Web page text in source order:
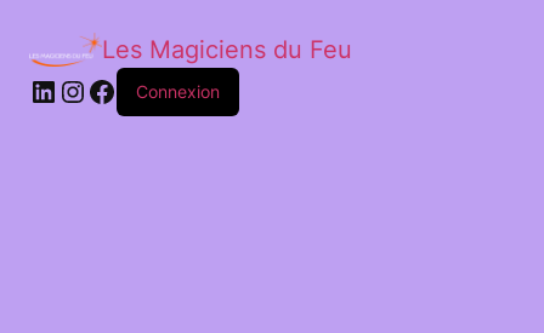
Les Magiciens du Feu
LinkedIn
Instagram
Facebook
Connexion